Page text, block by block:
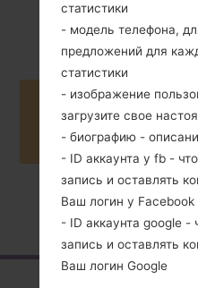
Unknown
Buy
→
статистики
- модель телефона,
предложений для
статистики
- изображение
загрузите свое
- биографию -
- ID аккаунта у fb -
запись и оставлять
Ваш логин у Facebook
- ID аккаунта google -
запись и оставлять
Ваш логин Google